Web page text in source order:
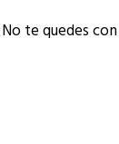
No te quedes